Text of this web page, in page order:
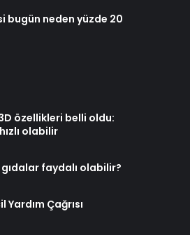
bugün neden yüzde 20
özellikleri belli oldu:
olabilir
faydalı olabilir?
Yardım Çağrısı